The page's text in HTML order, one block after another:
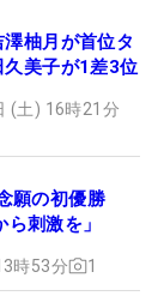
柚月が首位タ
美子が1差3位
(土) 16時21分
願の初優勝
ら刺激を」
時53分 1